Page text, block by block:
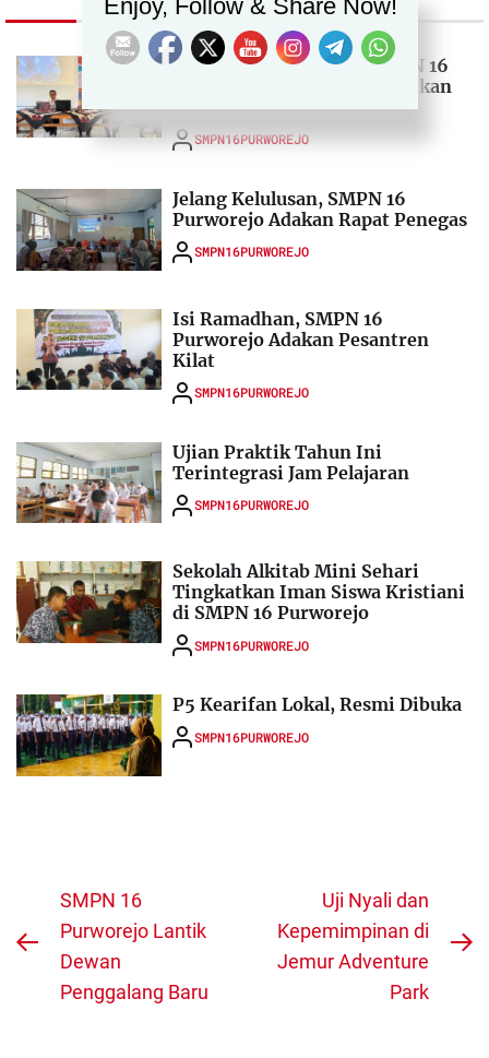
Tak Kenal Libur, Guru SMPN 16
Purworejo Antusias Tingkatkan
Kompetensi
SMPN16PURWOREJO
Jelang Kelulusan, SMPN 16
Purworejo Adakan Rapat Penegas
SMPN16PURWOREJO
Isi Ramadhan, SMPN 16
Purworejo Adakan Pesantren
Kilat
SMPN16PURWOREJO
Ujian Praktik Tahun Ini
Terintegrasi Jam Pelajaran
SMPN16PURWOREJO
Sekolah Alkitab Mini Sehari
Tingkatkan Iman Siswa Kristiani
di SMPN 16 Purworejo
SMPN16PURWOREJO
P5 Kearifan Lokal, Resmi Dibuka
SMPN16PURWOREJO
Navigasi
pos
Previous
SMPN 16
Purworejo Lantik
Dewan
Penggalang Baru
Uji Nyali dan
Kepemimpinan di
Jemur Adventure
Park
Enjoy, Follow & Share Now!